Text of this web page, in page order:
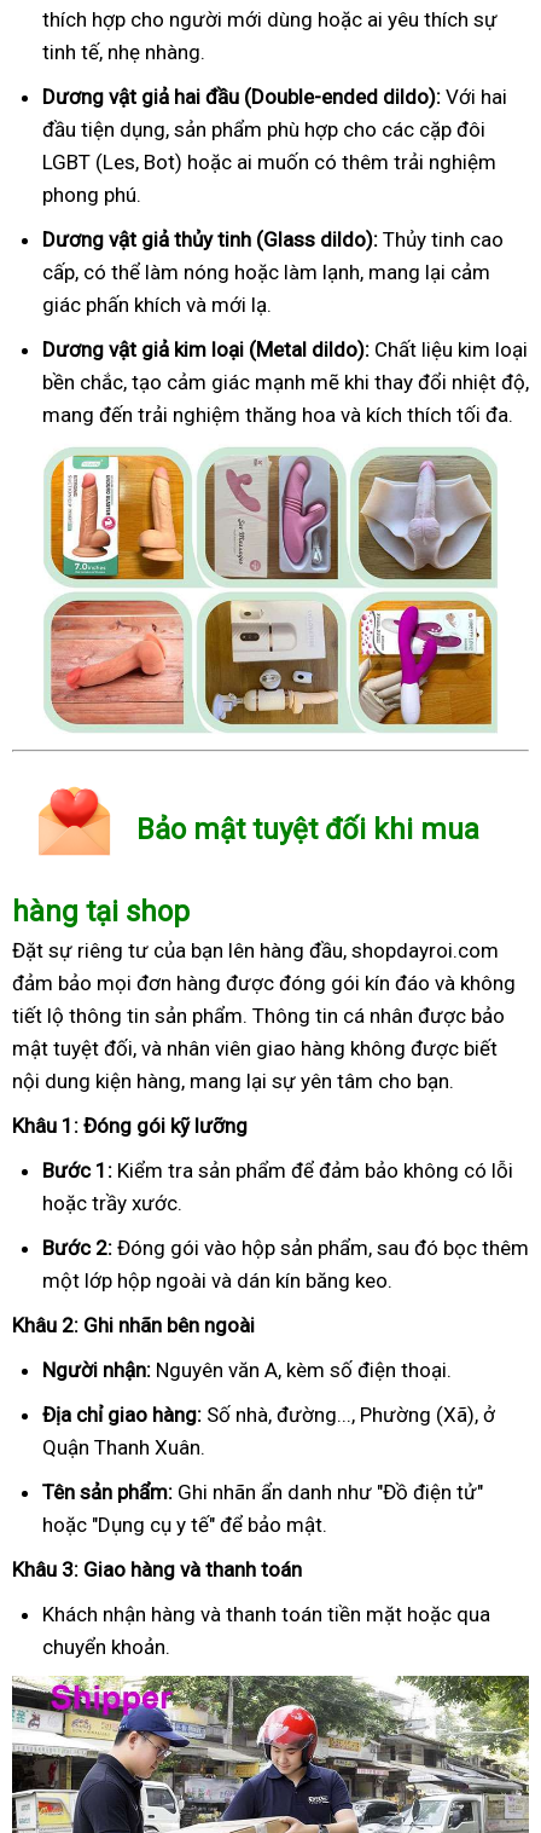
thích hợp cho người mới dùng hoặc ai yêu thích sự
tinh tế, nhẹ nhàng.
Dương vật giả hai đầu (Double-ended dildo): Với hai
đầu tiện dụng, sản phẩm phù hợp cho các cặp đôi
LGBT (Les, Bot) hoặc ai muốn có thêm trải nghiệm
phong phú.
Dương vật giả thủy tinh (Glass dildo): Thủy tinh cao
cấp, có thể làm nóng hoặc làm lạnh, mang lại cảm
giác phấn khích và mới lạ.
Dương vật giả kim loại (Metal dildo): Chất liệu kim loại
bền chắc, tạo cảm giác mạnh mẽ khi thay đổi nhiệt độ,
mang đến trải nghiệm thăng hoa và kích thích tối đa.
Bảo mật tuyệt đối khi mua
hàng tại shop
Đặt sự riêng tư của bạn lên hàng đầu, shopdayroi.com
đảm bảo mọi đơn hàng được đóng gói kín đáo và không
tiết lộ thông tin sản phẩm. Thông tin cá nhân được bảo
mật tuyệt đối, và nhân viên giao hàng không được biết
nội dung kiện hàng, mang lại sự yên tâm cho bạn.
Khâu 1: Đóng gói kỹ lưỡng
Bước 1: Kiểm tra sản phẩm để đảm bảo không có lỗi
hoặc trầy xước.
Bước 2: Đóng gói vào hộp sản phẩm, sau đó bọc thêm
một lớp hộp ngoài và dán kín băng keo.
Khâu 2: Ghi nhãn bên ngoài
Người nhận: Nguyên văn A, kèm số điện thoại.
Địa chỉ giao hàng: Số nhà, đường..., Phường (Xã), ở
Quận Thanh Xuân.
Tên sản phẩm: Ghi nhãn ẩn danh như "Đồ điện tử"
hoặc "Dụng cụ y tế" để bảo mật.
Khâu 3: Giao hàng và thanh toán
Khách nhận hàng và thanh toán tiền mặt hoặc qua
chuyển khoản.